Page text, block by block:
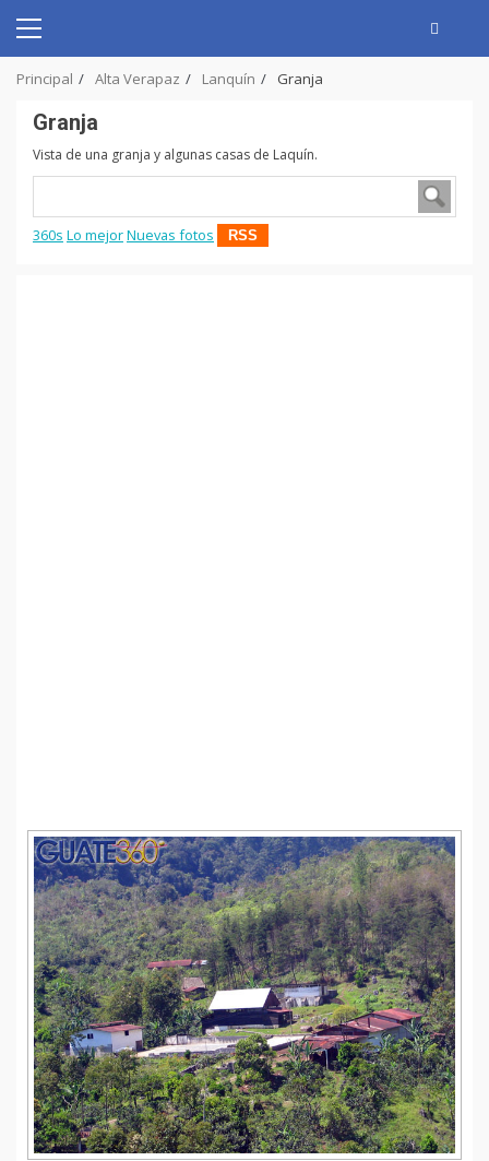
content
Primary
Principal Alta Verapaz Lanquín Granja
Granja
Vista de una granja y algunas casas de Laquín.
360s Lo mejorNuevas fotos RSS